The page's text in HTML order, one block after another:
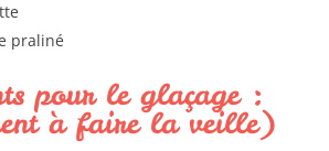
praliné
pour le glaçage :
à faire la veille)